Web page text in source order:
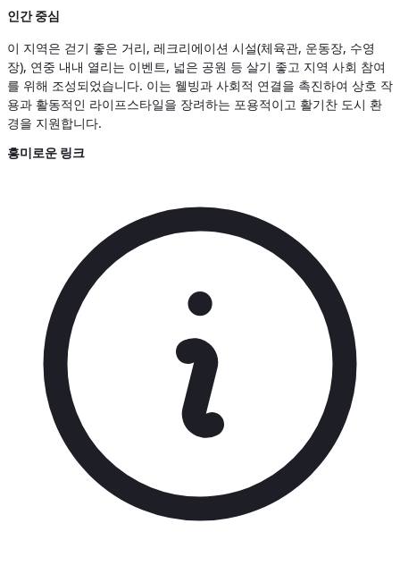
인간 중심
이 지역은 걷기 좋은 거리, 레크리에이션 시설(체육관, 운동장, 수영
장), 연중 내내 열리는 이벤트, 넓은 공원 등 살기 좋고 지역 사회 참여
를 위해 조성되었습니다. 이는 웰빙과 사회적 연결을 촉진하여 상호 작
용과 활동적인 라이프스타일을 장려하는 포용적이고 활기찬 도시 환
경을 지원합니다.
흥미로운 링크